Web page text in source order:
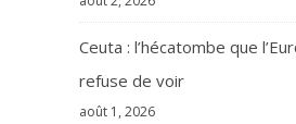
Ceuta : l’hécatombe que
refuse de voir
août 1, 2026